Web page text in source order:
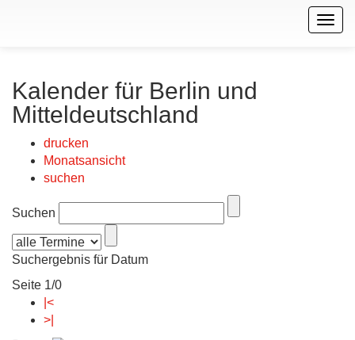
Kalender für Berlin und
Mitteldeutschland
drucken
Monatsansicht
suchen
Suchen
Suchergebnis für Datum
Seite 1/0
|<
>|